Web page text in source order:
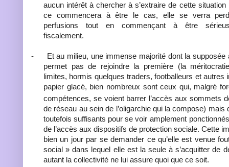
aucun intérêt à chercher à s’extraire de cette
ce commencera à être le cas, elle se verra
perfusions tout en commençant à être
fiscalement.
-
Et au milieu, une immense majorité dont la supposée
permet pas de rejoindre la première (la
limites, hormis quelques traders, footballeurs et autres
papier glacé, bien nombreux sont ceux qui, malgré
compétences, se voient barrer l’accès aux sommets
de réseau au sein de l’oligarchie qui la compose) mais
toutefois suffisants pour se voir amplement
de l’accès aux dispositifs de protection sociale. Cette
bien un jour par se demander ce qu’elle est venue
social » dans lequel elle est la seule à s’acquitter de
autant la collectivité ne lui assure quoi que ce soit.